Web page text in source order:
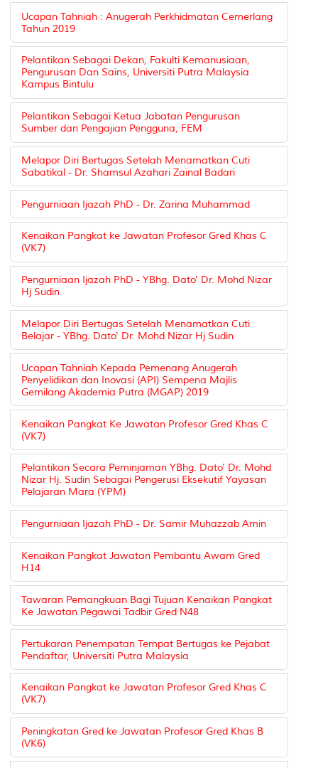
Ucapan Tahniah : Anugerah Perkhidmatan Cemerlang
Tahun 2019
Pelantikan Sebagai Dekan, Fakulti Kemanusiaan,
Pengurusan Dan Sains, Universiti Putra Malaysia
Kampus Bintulu
Pelantikan Sebagai Ketua Jabatan Pengurusan
Sumber dan Pengajian Pengguna, FEM
Melapor Diri Bertugas Setelah Menamatkan Cuti
Sabatikal - Dr. Shamsul Azahari Zainal Badari
Pengurniaan Ijazah PhD - Dr. Zarina Muhammad
Kenaikan Pangkat ke Jawatan Profesor Gred Khas C
(VK7)
Pengurniaan Ijazah PhD - YBhg. Dato' Dr. Mohd Nizar
Hj Sudin
Melapor Diri Bertugas Setelah Menamatkan Cuti
Belajar - YBhg. Dato' Dr. Mohd Nizar Hj Sudin
Ucapan Tahniah Kepada Pemenang Anugerah
Penyelidikan dan Inovasi (API) Sempena Majlis
Gemilang Akademia Putra (MGAP) 2019
Kenaikan Pangkat Ke Jawatan Profesor Gred Khas C
(VK7)
Pelantikan Secara Peminjaman YBhg. Dato' Dr. Mohd
Nizar Hj. Sudin Sebagai Pengerusi Eksekutif Yayasan
Pelajaran Mara (YPM)
Pengurniaan Ijazah PhD - Dr. Samir Muhazzab Amin
Kenaikan Pangkat Jawatan Pembantu Awam Gred
H14
Tawaran Pemangkuan Bagi Tujuan Kenaikan Pangkat
Ke Jawatan Pegawai Tadbir Gred N48
Pertukaran Penempatan Tempat Bertugas ke Pejabat
Pendaftar, Universiti Putra Malaysia
Kenaikan Pangkat ke Jawatan Profesor Gred Khas C
(VK7)
Peningkatan Gred ke Jawatan Profesor Gred Khas B
(VK6)